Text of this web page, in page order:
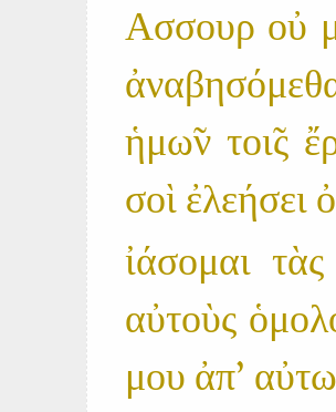
Ασσουρ οὐ
ἡμω̃ν τοι̃ς
σοὶ ἐλεήσει
ἰάσομαι
αὐτοὺς
μου ἀπ'